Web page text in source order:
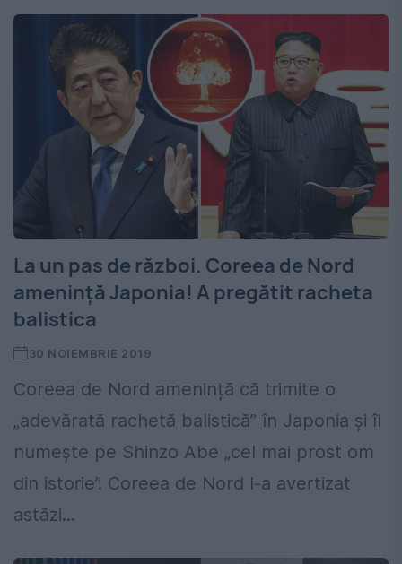
La un pas de război. Coreea de Nord
ameninţă Japonia! A pregătit racheta
balistica
30 NOIEMBRIE 2019
Coreea de Nord amenință că trimite o
„adevărată rachetă balistică” în Japonia și îl
numește pe Shinzo Abe „cel mai prost om
din istorie”. Coreea de Nord l-a avertizat
astăzi...